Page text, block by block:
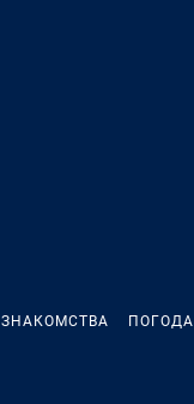
ЗНАКОМСТВА ПОГОДА